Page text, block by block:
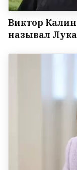
Виктор
называл